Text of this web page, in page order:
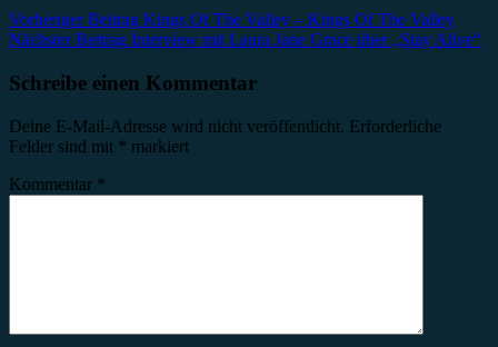
Beitragsnavigation
Vorheriger Beitrag Kings Of The Valley – Kings Of The Valley
Nächster Beitrag Interview mit Laura Jane Grace über „Stay Alive“
Schreibe einen Kommentar
Deine E-Mail-Adresse wird nicht veröffentlicht. Erforderliche
Felder sind mit * markiert
Kommentar *